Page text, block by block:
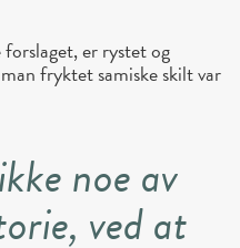
er rystet og
fryktet samiske skilt var
noe av
ved at